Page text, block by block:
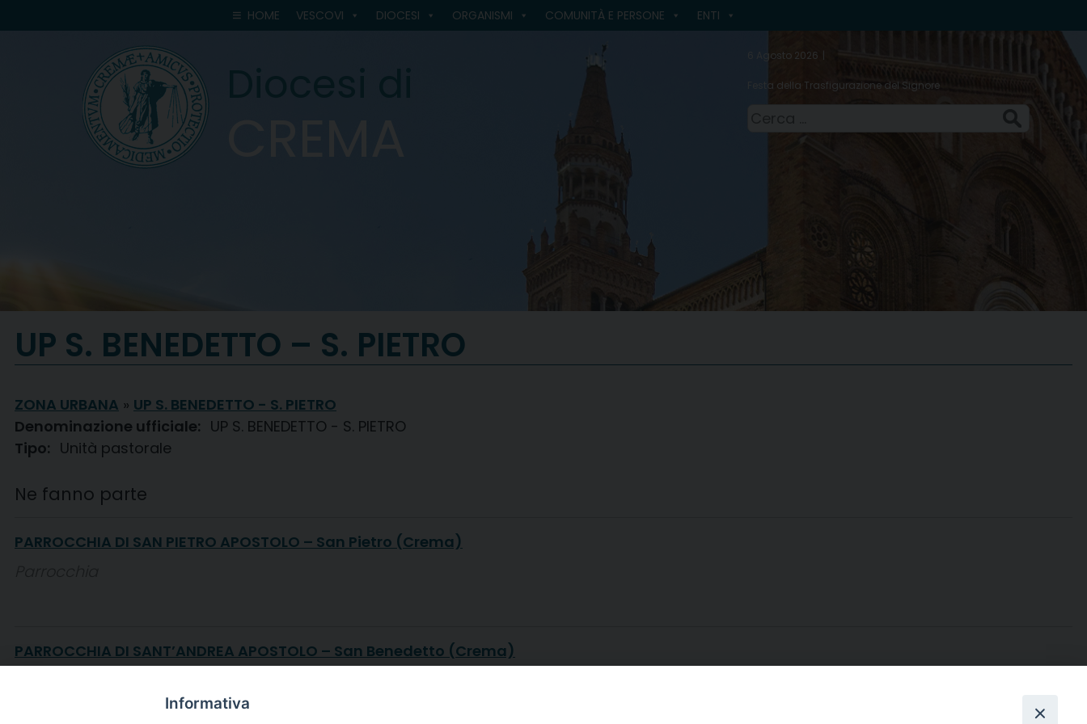
HOME VESCOVI DIOCESI ORGANISMI COMUNITÀ E PERSONE ENTI
6 Agosto 2026
Festa della Trasfigurazione del Signore
per:
UP S. BENEDETTO – S. PIETRO
ZONA URBANA » UP S. BENEDETTO - S. PIETRO
Denominazione ufficiale: UP S. BENEDETTO - S. PIETRO
Tipo: Unità pastorale
Ne fanno parte
PARROCCHIA DI SAN PIETRO APOSTOLO – San Pietro (Crema)
PARROCCHIA DI SANT’ANDREA APOSTOLO – San Benedetto (Crema)
Informativa